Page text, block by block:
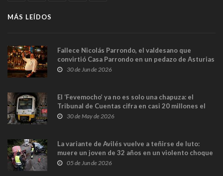
MÁS LEÍDOS
Fallece Nicolás Parrondo, el valdesano que
convirtió Casa Parrondo en un pedazo de Asturias
en Madrid
30 de Jun de 2026
El ‘Fevemocho’ ya no es solo una chapuza: el
Tribunal de Cuentas cifra en casi 20 millones el
sobrecoste de los trenes que no cabían por los
30 de May de 2026
La variante de Avilés vuelve a teñirse de luto:
muere un joven de 32 años en un violento choque
frontal
05 de Jun de 2026